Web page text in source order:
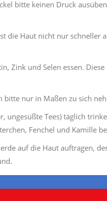
bitte keinen Druck
die Haut nicht nur schneller
Zink und Selen essen.
bitte nur in Maßen zu sich
ungesüßte Tees) täglich
Fenchel und Kamille
auf die Haut auftragen,